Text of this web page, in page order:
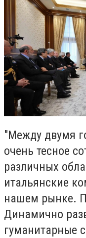
"Между двумя
очень тесное
различных
итальянские
нашем рынке.
Динамично
гуманитарные